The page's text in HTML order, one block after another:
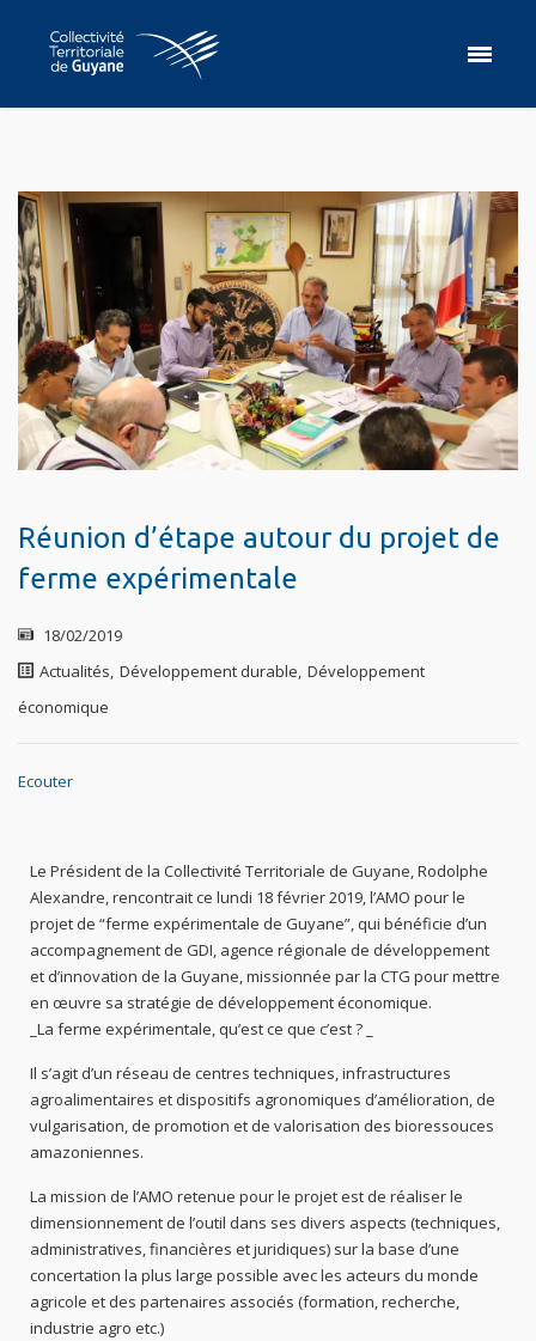
Réunion d’étape autour du projet de
ferme expérimentale
18/02/2019
Actualités, Développement durable, Développement
économique
Ecouter
Le Président de la Collectivité Territoriale de Guyane, Rodolphe
Alexandre, rencontrait ce lundi 18 février 2019, l’AMO pour le
projet de “ferme expérimentale de Guyane”, qui bénéficie d’un
accompagnement de GDI, agence régionale de développement
et d’innovation de la Guyane, missionnée par la CTG pour mettre
en œuvre sa stratégie de développement économique.
_La ferme expérimentale, qu’est ce que c’est ? _
Il s’agit d’un réseau de centres techniques, infrastructures
agroalimentaires et dispositifs agronomiques d’amélioration, de
vulgarisation, de promotion et de valorisation des bioressouces
amazoniennes.
La mission de l’AMO retenue pour le projet est de réaliser le
dimensionnement de l’outil dans ses divers aspects (techniques,
administratives, financières et juridiques) sur la base d’une
concertation la plus large possible avec les acteurs du monde
agricole et des partenaires associés (formation, recherche,
industrie agro etc.)